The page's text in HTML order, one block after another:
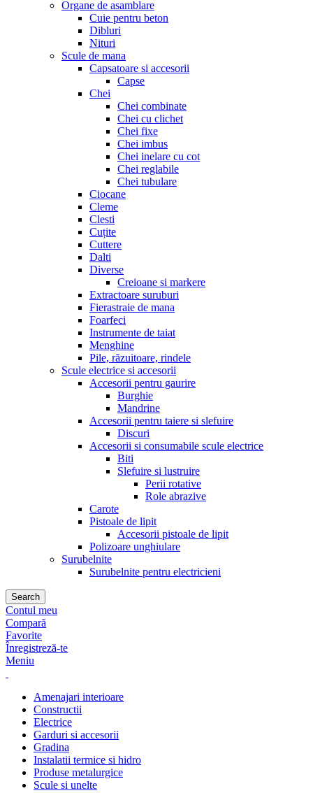
Organe de asamblare
Cuie pentru beton
Dibluri
Nituri
Scule de mana
Capsatoare si accesorii
Capse
Chei
Chei combinate
Chei cu clichet
Chei fixe
Chei imbus
Chei inelare cu cot
Chei reglabile
Chei tubulare
Ciocane
Cleme
Clesti
Cuțite
Cuttere
Dalti
Diverse
Creioane si markere
Extractoare suruburi
Fierastraie de mana
Foarfeci
Instrumente de taiat
Menghine
Pile, răzuitoare, rindele
Scule electrice si accesorii
Accesorii pentru gaurire
Burghie
Mandrine
Accesorii pentru taiere si slefuire
Discuri
Accesorii si consumabile scule electrice
Biti
Slefuire si lustruire
Perii rotative
Role abrazive
Carote
Pistoale de lipit
Accesorii pistoale de lipit
Polizoare unghiulare
Surubelnite
Surubelnite pentru electricieni
Search
Contul meu
Compară
Favorite
Înregistreză-te
Meniu
Amenajari interioare
Constructii
Electrice
Garduri si accesorii
Gradina
Instalatii termice si hidro
Produse metalurgice
Scule si unelte